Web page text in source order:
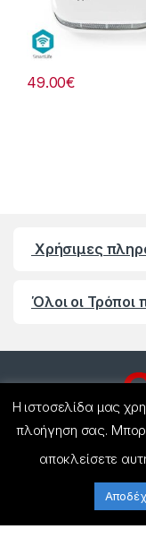
49.00€
Χρήσιμες
Όλοι οι
Η ιστοσελίδα μας
πλοήγηση σας.
αποκλείσετε